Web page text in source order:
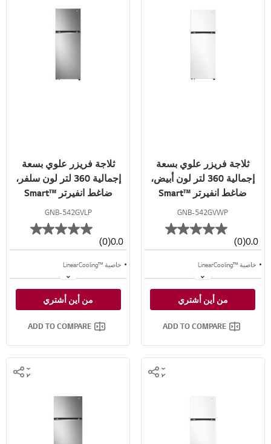
ثلاجة فريزر علوي بسعة
إجمالية 360 لتر لون أبيض،
ضاغط انفيرتر ™Smart
Inverter
GNB-542GVWP
0.0
(0)
خاصية ™LinearCooling
تدفق متعدد للهواء
من أين أشتري
ADD TO COMPARE
ثلاجة فريزر علوي بسعة
إجمالية 360 لتر لون سلفر،
ضاغط انفيرتر ™Smart
Inverter
GNB-542GVLP
0.0
(0)
خاصية ™LinearCooling
تدفق متعدد للهواء
من أين أشتري
ADD TO COMPARE